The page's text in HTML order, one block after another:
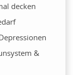
decken
&